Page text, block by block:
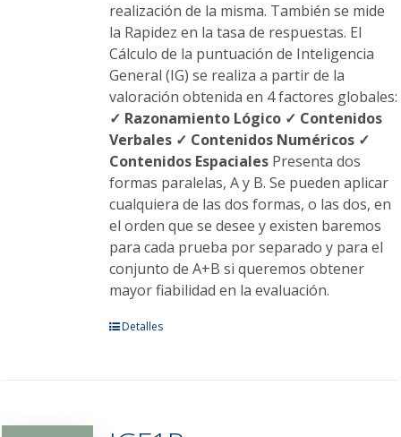
realización de la misma. También se mide
la Rapidez en la tasa de respuestas. El
Cálculo de la puntuación de Inteligencia
General (IG) se realiza a partir de la
valoración obtenida en 4 factores globales:
✓ Razonamiento Lógico ✓ Contenidos
Verbales ✓ Contenidos Numéricos ✓
Contenidos EspacialesPresenta dos
formas paralelas, A y B. Se pueden aplicar
cualquiera de las dos formas, o las dos, en
el orden que se desee y existen baremos
para cada prueba por separado y para el
conjunto de A+B si queremos obtener
mayor fiabilidad en la evaluación.
EsteDetalles